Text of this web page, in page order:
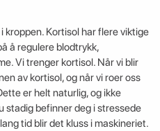
kroppen. Kortisol har flere viktige
å regulere blodtrykk,
Vi trenger kortisol. Når vi blir
av kortisol, og når vi roer oss
er helt naturlig, og ikke
stadig befinner deg i stressede
tid blir det kluss i maskineriet.